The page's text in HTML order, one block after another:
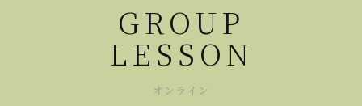
GROUP
LESSON
オンライン